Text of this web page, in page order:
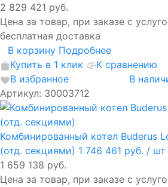
2 829 421 руб.
Цена за товар, при заказе с
бесплатная доставка
В корзину Подробнее
Купить в 1 клик
К сравнению
В избранное
В
Артикул: 30003712
Комбинированный котел Buderus
(отд. секциями) 1 746 461 руб. / шт
1 659 138 руб.
Цена за товар, при заказе с